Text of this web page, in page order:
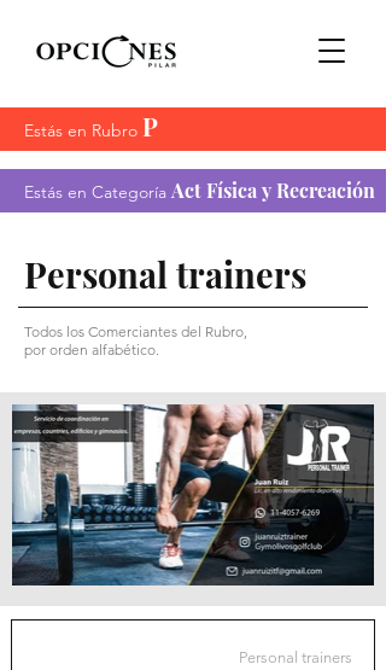
Personal trainers
Todos los Comerciantes del Rubro,
por orden alfabético.
Estás en Rubro P
Estás en Categoría Act Física y Recreación
Personal trainers